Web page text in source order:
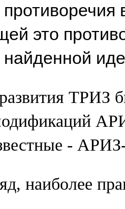
это
найденной
ТРИЗ
-
наиболее